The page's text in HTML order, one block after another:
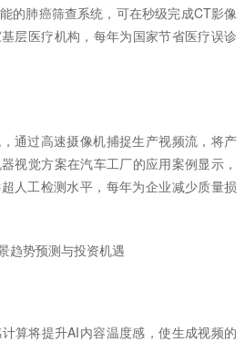
的肺癌筛查系统，可在秒级完成CT影像
层医疗机构，每年为国家节省医疗误诊
通过高速摄像机捕捉生产视频流，将产
视觉方案在汽车工厂的应用案例显示，
人工检测水平，每年为企业减少质量损
趋势预测与投资机遇
算将提升AI内容温度感，使生成视频的